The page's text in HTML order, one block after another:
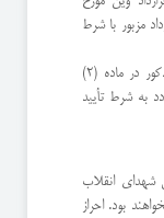
قرارداد مزبور با شرط
اموالی که برای سازمان‌ها و مؤسسه های مذکور در ماده (2)
به شرط تأیید
شهدای انقلاب
بود. احراز